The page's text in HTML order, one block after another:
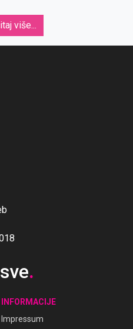
više...
.
INFORMACIJE
Impressum